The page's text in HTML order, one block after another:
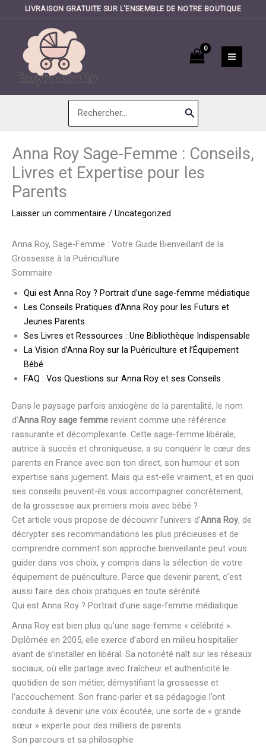
LIVRAISON GRATUITE SUR L'ENSEMBLE DE NOTRE BOUTIQUE
contenu
Search
for:
Anna Roy Sage-Femme : Conseils,
Livres et Expertise pour les
Parents
Laisser un commentaire / Uncategorized
Anna Roy, Sage-Femme : Votre Guide Bienveillant de la
Grossesse à la Puériculture
Sommaire
Qui est Anna Roy ? Portrait d’une sage-femme médiatique
Les Conseils Pratiques d’Anna Roy pour les Futurs et
Jeunes Parents
Ses Livres et Ressources : Une Bibliothèque Indispensable
La Vision d’Anna Roy sur la Puériculture et l’Équipement
Bébé
FAQ : Vos Questions sur Anna Roy et ses Conseils
Dans le paysage parfois anxiogène de la parentalité, le nom
d’Anna Roy sage femme revient comme une référence
rassurante et décomplexante. Cette sage-femme libérale,
autrice à succès et chroniqueuse, a su conquérir le cœur des
parents en France avec son ton direct, son humour et son
expertise sans jugement. Mais qui est-elle vraiment, et en quoi
ses conseils peuvent-ils vous accompagner concrètement,
de la grossesse aux premiers mois avec bébé ?
Cet article vous propose de découvrir l’univers d’Anna Roy, de
décrypter ses recommandations les plus précieuses et de
comprendre comment son approche bienveillante peut vous
guider dans vos choix, y compris dans la sélection de votre
équipement de puériculture. Parce que devenir parent, c’est
aussi faire des choix pratiques en toute sérénité.
Qui est Anna Roy ? Portrait d’une sage-femme médiatique
Anna Roy est bien plus qu’une sage-femme « célébrité ».
Diplômée en 2005, elle exerce d’abord en milieu hospitalier
avant de s’installer en libéral. Sa notoriété naît sur les réseaux
sociaux, où elle partage avec fraîcheur et authenticité le
quotidien de son métier, démystifiant la grossesse et
l’accouchement. Son franc-parler et sa pédagogie l’ont
conduite à devenir une voix écoutée, une sorte de « grande
sœur » experte pour des milliers de parents.
Son parcours et sa philosophie